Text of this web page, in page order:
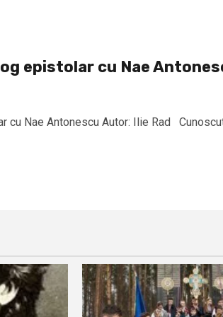
epistolar cu Nae
cu Nae Antonescu Autor: Ilie Rad